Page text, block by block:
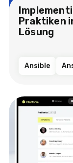
Praktiken
Lösung
Ansible